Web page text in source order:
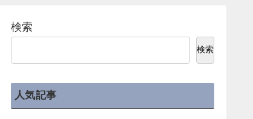
検索
検索
人気記事